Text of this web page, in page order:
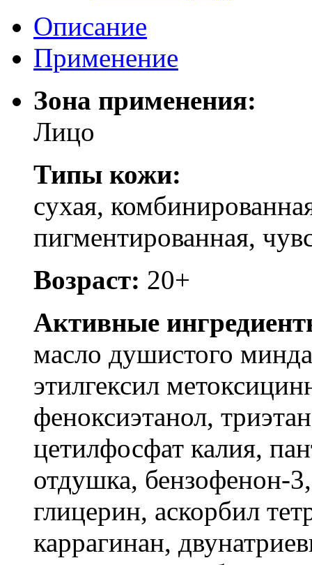
Описание
Применение
Зона применения:
Лицо
Типы кожи:
cухая,
пигментированная,
Возраст: 20+
Активные
масло душистого
этилгексил
феноксиэтанол,
цетилфосфат калия,
отдушка, бензофенон-
глицерин, аскорбил
каррагинан,